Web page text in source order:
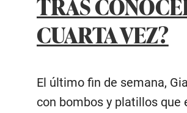
CUARTA VEZ?
El último fin de semana,
con bombos y platillos que